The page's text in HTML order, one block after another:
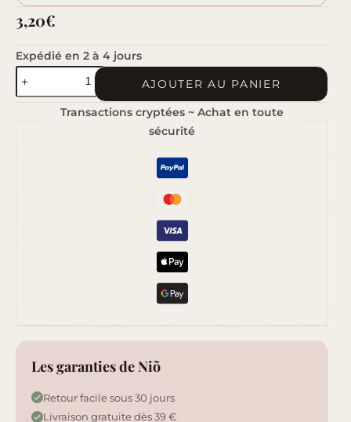
3,20€
Expédié en 2 à 4 jours
de
de
Coton
AJOUTER AU PANIER
Transactions cryptées ~ Achat en toute
sécurité
Les garanties de Niõ
Retour facile sous 30 jours
Livraison gratuite dès 39 €